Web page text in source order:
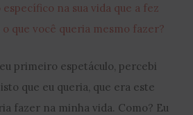
na sua vida que a fez
que você queria mesmo fazer?
primeiro espetáculo, percebi
que eu queria, que era este
fazer na minha vida. Como? Eu